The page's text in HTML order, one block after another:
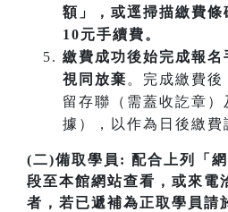
額」，或逕掃描繳費
10元手續費。
繳費成功後始完成報
視同放棄 。完成繳費
留存聯（需蓋收訖章）
據），以作為日後繳費
(二)備取學員: 配合上列「
段至本館網站查看，或來電
者，若已遞補為正取學員請